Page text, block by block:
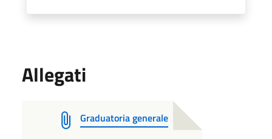
Allegati
Graduatoria generale